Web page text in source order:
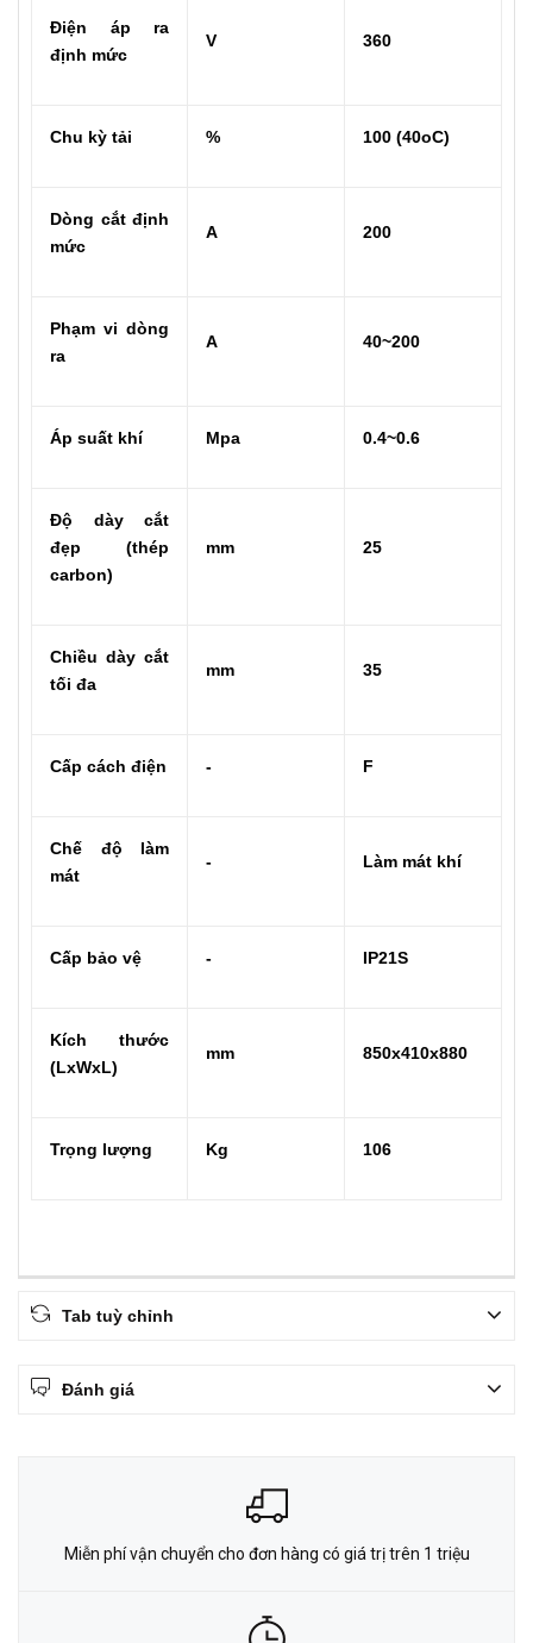
Điện áp ra
định mức
V 360
Chu kỳ tải % 100 (40oC)
Dòng cắt định
mức
A 200
Phạm vi dòng
ra
A 40~200
Áp suất khí Mpa 0.4~0.6
Độ dày cắt
đẹp (thép
carbon)
mm 25
Chiều dày cắt
tối đa
mm 35
Cấp cách điện - F
Chế độ làm
mát
- Làm mát khí
Cấp bảo vệ - IP21S
Kích thước
(LxWxL)
mm 850x410x880
Trọng lượng Kg 106
Tab tuỳ chỉnh
Đánh giá
Miễn phí vận chuyển cho đơn hàng có giá trị trên 1 triệu